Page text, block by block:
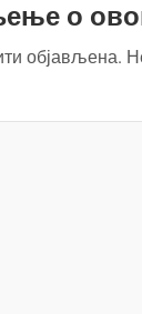
о
објављена.